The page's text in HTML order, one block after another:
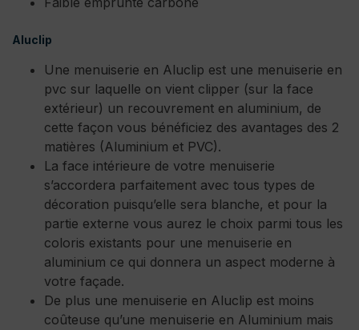
Aluclip
Une menuiserie en Aluclip est une menuiserie en
pvc sur laquelle on vient clipper (sur la face
extérieur) un recouvrement en aluminium, de
cette façon vous bénéficiez des avantages des 2
matières (Aluminium et PVC).
La face intérieure de votre menuiserie
s’accordera parfaitement avec tous types de
décoration puisqu’elle sera blanche, et pour la
partie externe vous aurez le choix parmi tous les
coloris existants pour une menuiserie en
aluminium ce qui donnera un aspect moderne à
votre façade.
De plus une menuiserie en Aluclip est moins
coûteuse qu’une menuiserie en Aluminium mais